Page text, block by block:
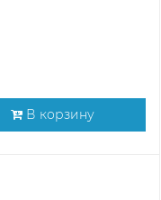
В корзину